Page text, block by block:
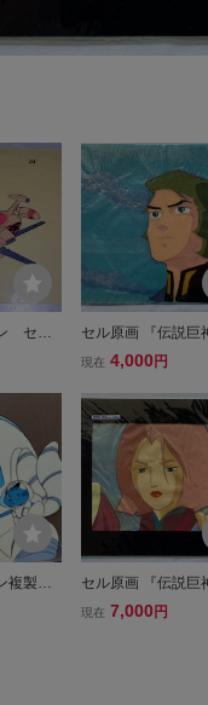
セル
複製セ
セル原画 『伝説巨
オン』 ベス A-11
現在 4,000 円
セル原画 『伝説巨
オン』 シェリル
現在 7,000 円